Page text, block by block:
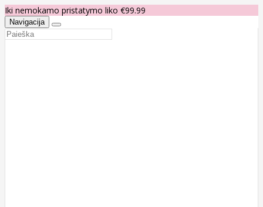
Iki nemokamo pristatymo liko €99.99
Navigacija